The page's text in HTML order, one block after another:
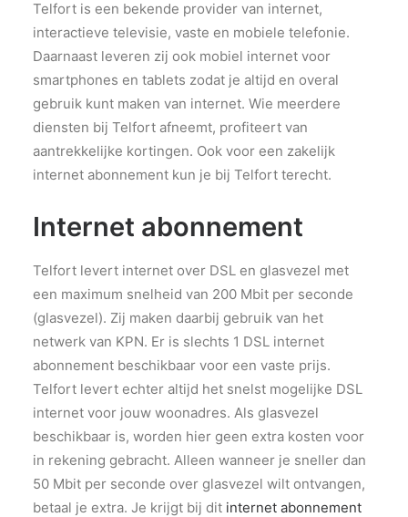
DISCLAIMER
PRIVACY POLICY
OVER ONS
VERWIJZINGEN
CONTACT
Telfort is een bekende provider van internet,
interactieve televisie, vaste en mobiele telefonie.
Daarnaast leveren zij ook mobiel internet voor
smartphones en tablets zodat je altijd en overal
gebruik kunt maken van internet. Wie meerdere
diensten bij Telfort afneemt, profiteert van
aantrekkelijke kortingen. Ook voor een zakelijk
internet abonnement kun je bij Telfort terecht.
Internet abonnement
Telfort levert internet over DSL en glasvezel met
een maximum snelheid van 200 Mbit per seconde
(glasvezel). Zij maken daarbij gebruik van het
netwerk van KPN. Er is slechts 1 DSL internet
abonnement beschikbaar voor een vaste prijs.
Telfort levert echter altijd het snelst mogelijke DSL
internet voor jouw woonadres. Als glasvezel
beschikbaar is, worden hier geen extra kosten voor
in rekening gebracht. Alleen wanneer je sneller dan
50 Mbit per seconde over glasvezel wilt ontvangen,
betaal je extra. Je krijgt bij dit internet abonnement